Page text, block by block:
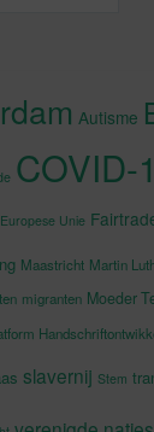
Autisme
COVID-
Europese Unie
Maastricht Martin
migranten Moeder
slavernij Stem